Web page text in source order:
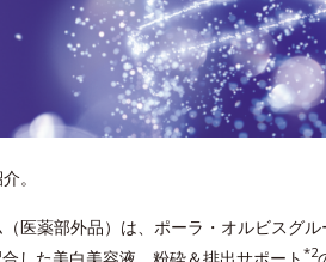
。
医薬部外品）は、ポーラ・オルビスグル
*2